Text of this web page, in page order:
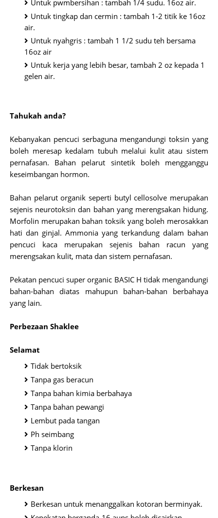
Untuk pwmbersihan : tambah 1/4 sudu. 16oz air.
Untuk tingkap dan cermin : tambah 1-2 titik ke 16oz
air.
Untuk nyahgris : tambah 1 1/2 sudu teh bersama
16oz air
Untuk kerja yang lebih besar, tambah 2 oz kepada 1
gelen air.
Tahukah anda?
Kebanyakan pencuci serbaguna mengandungi toksin yang
boleh meresap kedalam tubuh melalui kulit atau sistem
pernafasan. Bahan pelarut sintetik boleh mengganggu
keseimbangan hormon.
Bahan pelarut organik seperti butyl cellosolve merupakan
sejenis neurotoksin dan bahan yang merengsakan hidung.
Morfolin merupakan bahan toksik yang boleh merosakkan
hati dan ginjal. Ammonia yang terkandung dalam bahan
pencuci kaca merupakan sejenis bahan racun yang
merengsakan kulit, mata dan sistem pernafasan.
Pekatan pencuci super organic BASIC H tidak mengandungi
bahan-bahan diatas mahupun bahan-bahan berbahaya
yang lain.
Perbezaan Shaklee
Selamat
Tidak bertoksik
Tanpa gas beracun
Tanpa bahan kimia berbahaya
Tanpa bahan pewangi
Lembut pada tangan
Ph seimbang
Tanpa klorin
Berkesan
Berkesan untuk menanggalkan kotoran berminyak.